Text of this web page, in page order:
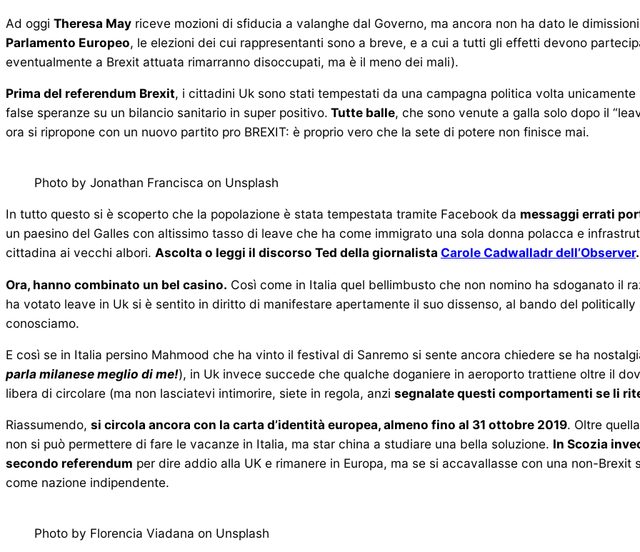
Ad oggi Theresa May riceve mozioni di sfiducia a valanghe dal Governo, ma ancora non ha dato le
Parlamento Europeo, le elezioni dei cui rappresentanti sono a breve, e a cui a tutti gli effetti devono
eventualmente a Brexit attuata rimarranno disoccupati, ma è il meno dei mali).
Prima del referendum Brexit, i cittadini Uk sono stati tempestati da una campagna politica volta unicamente
false speranze su un bilancio sanitario in super positivo. Tutte balle, che sono venute a galla solo dopo il
ora si ripropone con un nuovo partito pro BREXIT: è proprio vero che la sete di potere non finisce mai.
Photo by Jonathan Francisca on Unsplash
In tutto questo si è scoperto che la popolazione è stata tempestata tramite Facebook da messaggi errati
un paesino del Galles con altissimo tasso di leave che ha come immigrato una sola donna polacca e
cittadina ai vecchi albori. Ascolta o leggi il discorso Ted della giornalista Carole Cadwalladr dell’Observer.
Ora, hanno combinato un bel casino. Così come in Italia quel bellimbusto che non nomino ha sdoganato il
ha votato leave in Uk si è sentito in diritto di manifestare apertamente il suo dissenso, al bando del
conosciamo.
E così se in Italia persino Mahmood che ha vinto il festival di Sanremo si sente ancora chiedere se ha
parla milanese meglio di me!), in Uk invece succede che qualche doganiere in aeroporto trattiene oltre il
libera di circolare (ma non lasciatevi intimorire, siete in regola, anzi segnalate questi comportamenti se li
Riassumendo, si circola ancora con la carta d’identità europea, almeno fino al 31 ottobre 2019. Oltre
non si può permettere di fare le vacanze in Italia, ma star china a studiare una bella soluzione. In Scozia
secondo referendum per dire addio alla UK e rimanere in Europa, ma se si accavallasse con una non-
come nazione indipendente.
Photo by Florencia Viadana on Unsplash